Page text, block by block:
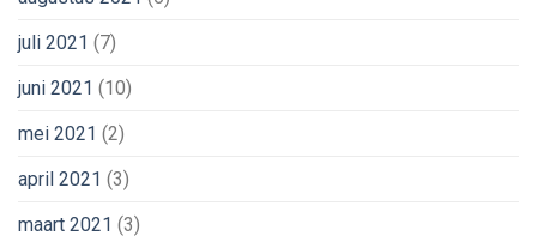
juli 2021 (7)
juni 2021 (10)
mei 2021 (2)
april 2021 (3)
maart 2021 (3)